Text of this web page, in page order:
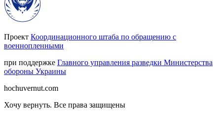
Проект Координационного штаба по обращению с
военнопленными
при поддержке Главного управления разведки Министерства
обороны Украины
hochuvernut.com
Хочу вернуть. Все права защищены